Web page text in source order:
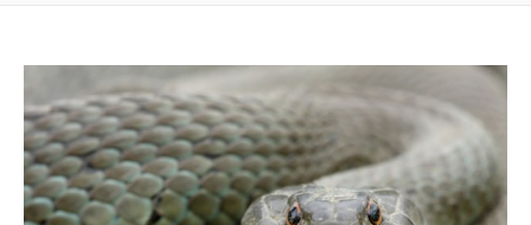
לקוחות – משרד יחסי ציבור רונן הלל
חדר חדשות
המלצות